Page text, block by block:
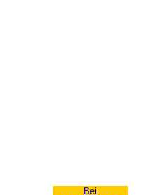
Bei